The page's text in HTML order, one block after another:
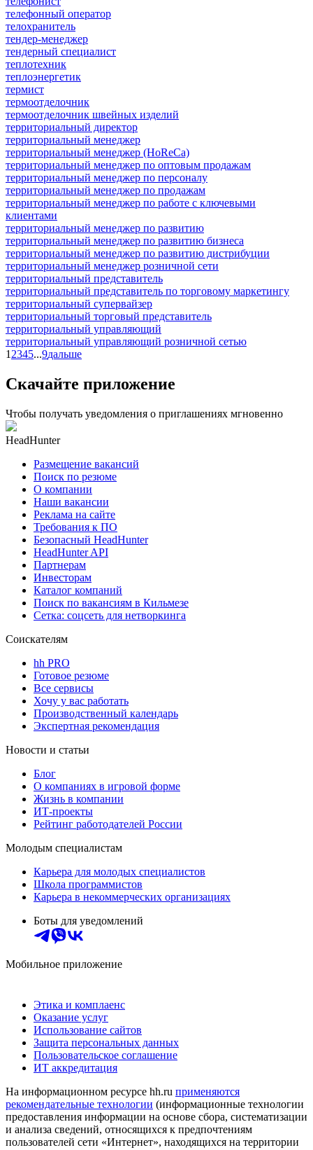
телефонный оператор
телохранитель
тендер-менеджер
тендерный специалист
теплотехник
теплоэнергетик
термист
термоотделочник
термоотделочник швейных изделий
территориальный директор
территориальный менеджер
территориальный менеджер (HoReCa)
территориальный менеджер по оптовым продажам
территориальный менеджер по персоналу
территориальный менеджер по продажам
территориальный менеджер по работе с ключевыми
клиентами
территориальный менеджер по развитию
территориальный менеджер по развитию бизнеса
территориальный менеджер по развитию дистрибуции
территориальный менеджер розничной сети
территориальный представитель
территориальный представитель по торговому маркетингу
территориальный супервайзер
территориальный торговый представитель
территориальный управляющий
территориальный управляющий розничной сетью
1 2345...9дальше
Скачайте приложение
Чтобы получать уведомления о приглашениях мгновенно
HeadHunter
Размещение вакансий
Поиск по резюме
О компании
Наши вакансии
Реклама на сайте
Требования к ПО
Безопасный HeadHunter
HeadHunter API
Партнерам
Инвесторам
Каталог компаний
Поиск по вакансиям в Кильмезе
Сетка: соцсеть для нетворкинга
Соискателям
hh PRO
Готовое резюме
Все сервисы
Хочу у вас работать
Производственный календарь
Экспертная рекомендация
Новости и статьи
Блог
О компаниях в игровой форме
Жизнь в компании
ИТ-проекты
Рейтинг работодателей России
Молодым специалистам
Карьера для молодых специалистов
Школа программистов
Карьера в некоммерческих организациях
Боты для уведомлений
Мобильное приложение
Этика и комплаенс
Оказание услуг
Использование сайтов
Защита персональных данных
Пользовательское соглашение
ИТ аккредитация
На информационном ресурсе hh.ru применяются
рекомендательные технологии (информационные технологии
предоставления информации на основе сбора, систематизации
и анализа сведений, относящихся к предпочтениям
пользователей сети «Интернет», находящихся на территории